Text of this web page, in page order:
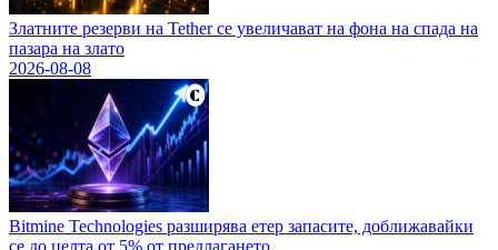
Златните резерви на Tether се увеличават на фона на спада на
пазара на злато
2026-08-08
Bitmine Technologies разширява етер запасите, доближавайки